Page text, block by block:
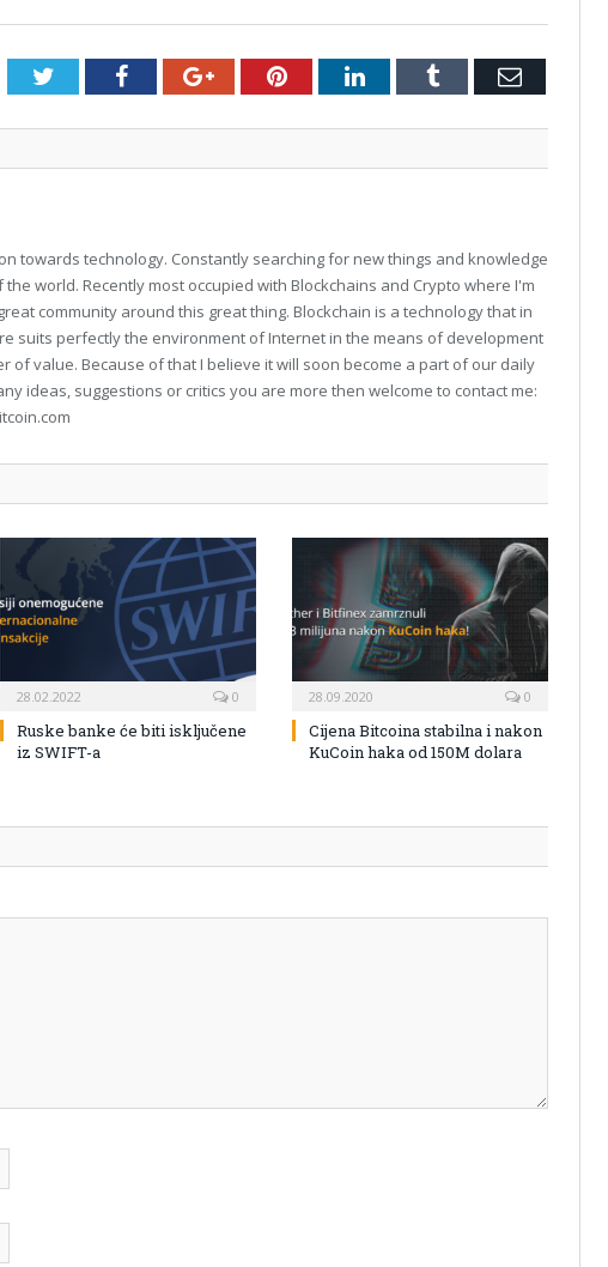
TwitterFacebookGoogle+PinterestLinkedInTumblr Email
towards technology. Constantly searching for new things and knowledge
world. Recently most occupied with Blockchains and Crypto where I'm
community around this great thing. Blockchain is a technology that in
suits perfectly the environment of Internet in the means of development
of value. Because of that I believe it will soon become a part of our daily
ideas, suggestions or critics you are more then welcome to contact me:
28.02.2022 0
Ruske banke će biti isključene
iz SWIFT-a
28.09.2020 0
Cijena Bitcoina stabilna i nakon
KuCoin haka od 150M dolara